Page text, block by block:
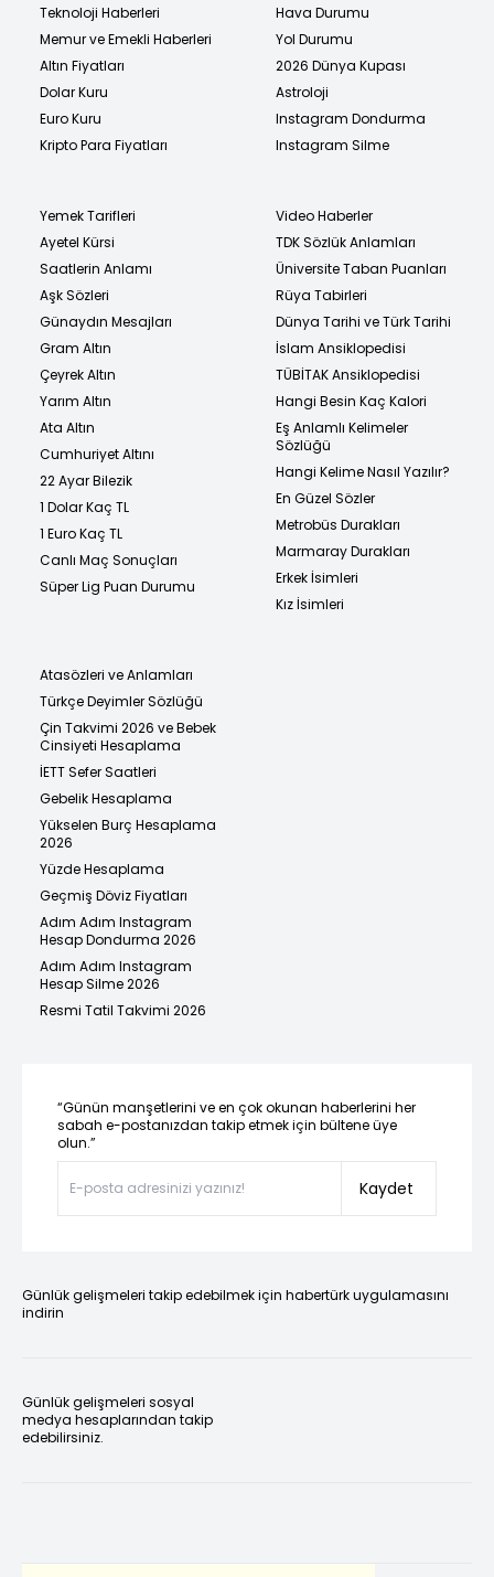
Teknoloji Haberleri
Memur ve Emekli Haberleri
Altın Fiyatları
Dolar Kuru
Euro Kuru
Kripto Para Fiyatları
Hava Durumu
Yol Durumu
2026 Dünya Kupası
Astroloji
Instagram Dondurma
Instagram Silme
Yemek Tarifleri
Ayetel Kürsi
Saatlerin Anlamı
Aşk Sözleri
Günaydın Mesajları
Gram Altın
Çeyrek Altın
Yarım Altın
Ata Altın
Cumhuriyet Altını
22 Ayar Bilezik
1 Dolar Kaç TL
1 Euro Kaç TL
Canlı Maç Sonuçları
Süper Lig Puan Durumu
Video Haberler
TDK Sözlük Anlamları
Üniversite Taban Puanları
Rüya Tabirleri
Dünya Tarihi ve Türk Tarihi
İslam Ansiklopedisi
TÜBİTAK Ansiklopedisi
Hangi Besin Kaç Kalori
Eş Anlamlı Kelimeler
Sözlüğü
Hangi Kelime Nasıl Yazılır?
En Güzel Sözler
Metrobüs Durakları
Marmaray Durakları
Erkek İsimleri
Kız İsimleri
Atasözleri ve Anlamları
Türkçe Deyimler Sözlüğü
Çin Takvimi 2026 ve Bebek
Cinsiyeti Hesaplama
İETT Sefer Saatleri
Gebelik Hesaplama
Yükselen Burç Hesaplama
2026
Yüzde Hesaplama
Geçmiş Döviz Fiyatları
Adım Adım Instagram
Hesap Dondurma 2026
Adım Adım Instagram
Hesap Silme 2026
Resmi Tatil Takvimi 2026
“Günün manşetlerini ve en çok okunan haberlerini her
sabah e-postanızdan takip etmek için bültene üye
olun.”
Kaydet
Günlük gelişmeleri takip edebilmek için habertürk uygulamasını
indirin
Günlük gelişmeleri sosyal
medya hesaplarından takip
edebilirsiniz.